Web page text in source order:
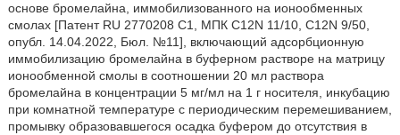
основе бромелайна, иммобилизованного на ионообменных
смолах [Патент RU 2770208 С1, МПК C12N 11/10, C12N 9/50,
опубл. 14.04.2022, Бюл. №11], включающий адсорбционную
иммобилизацию бромелайна в буферном растворе на матрицу
ионообменной смолы в соотношении 20 мл раствора
бромелайна в концентрации 5 мг/мл на 1 г носителя, инкубацию
при комнатной температуре с периодическим перемешиванием,
промывку образовавшегося осадка буфером до отсутствия в